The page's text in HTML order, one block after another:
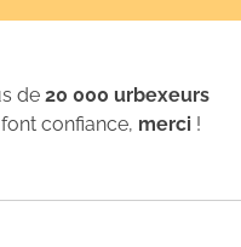
de20 000 urbexeurs
confiance, merci !